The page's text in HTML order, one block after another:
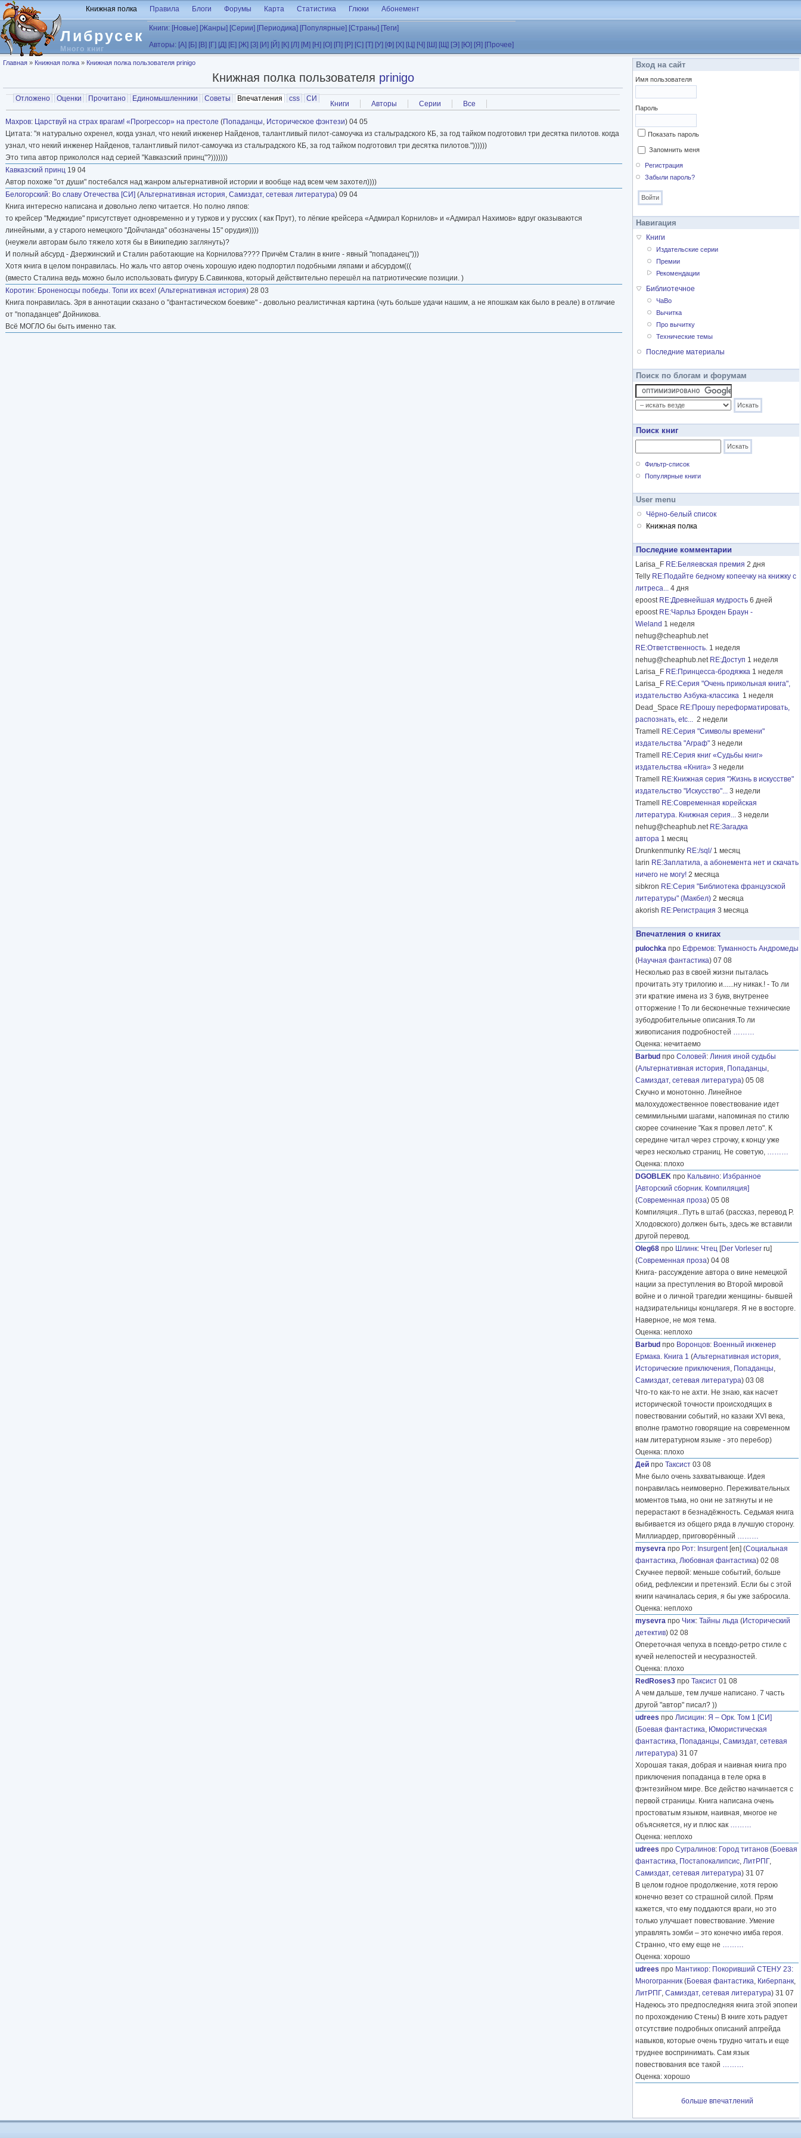
Перейти к основному содержанию
Либрусек
Много книг
Книжная полка Правила Блоги Форумы Карта Статистика Глюки Абонемент
Книги: [Новые] [Жанры] [Серии] [Периодика] [Популярные] [Страны] [Теги]
Авторы: [А] [Б] [В] [Г] [Д] [Е] [Ж] [З] [И] [Й] [К] [Л] [М] [Н] [О] [П] [Р] [С] [Т] [У] [Ф] [Х] [Ц] [Ч] [Ш] [Щ] [Э] [Ю] [Я] [Прочее]
Вы здесь
Главная » Книжная полка » Книжная полка пользователя prinigo
Книжная полка пользователя prinigo
Главные вкладки
Отложено Оценки Прочитано Единомышленники Советы Впечатления (активная вкладка)
css СИ
Вторичные вкладки Книги Авторы Серии Все
Махров: Царствуй на страх врагам! «Прогрессор» на престоле (Попаданцы, Историческое фэнтези) 04 05
Цитата: "я натурально охренел, когда узнал, что некий инженер Найденов, талантливый пилот-самоучка из стальградского КБ, за год тайком подготовил три десятка пилотов. когда
узнал, что некий инженер Найденов, талантливый пилот-самоучка из стальградского КБ, за год тайком подготовил три десятка пилотов."))))))
Это типа автор прикололся над серией "Кавказский принц"?)))))))
Кавказский принц 19 04
Автор похоже "от души" постебался над жанром альтернативной истории и вообще над всем чем захотел))))
Белогорский: Во славу Отечества [СИ] (Альтернативная история, Самиздат, сетевая литература) 09 04
Книга интересно написана и довольно легко читается. Но полно ляпов:
то крейсер "Меджидие" присутствует одновременно и у турков и у русских ( как Прут), то лёгкие крейсера «Адмирал Корнилов» и «Адмирал Нахимов» вдруг оказываются
линейными, а у старого немецкого "Дойчланда" обозначены 15" орудия))))
(неужели авторам было тяжело хотя бы в Википедию заглянуть)?
И полный абсурд - Дзержинский и Сталин работающие на Корнилова???? Причём Сталин в книге - явный "попаданец")))
Хотя книга в целом понравилась. Но жаль что автор очень хорошую идею подпортил подобными ляпами и абсурдом(((
(вместо Сталина ведь можно было использовать фигуру Б.Савинкова, который действительно перешёл на патриотические позиции. )
Коротин: Броненосцы победы. Топи их всех! (Альтернативная история) 28 03
Книга понравилась. Зря в аннотации сказано о "фантастическом боевике" - довольно реалистичная картина (чуть больше удачи нашим, а не япошкам как было в реале) в отличие
от "попаданцев" Дойникова.
Всё МОГЛО бы быть именно так.
Вход на сайт
Имя пользователя
Пароль
Показать пароль
Запомнить меня
Регистрация
Забыли пароль?
Навигация
Книги
Издательские серии
Премии
Рекомендации
Библиотечное
ЧаВо
Вычитка
Про вычитку
Технические темы
Последние материалы
Поиск по блогам и форумам
Поиск книг
Фильтр-список
Популярные книги
User menu
Чёрно-белый список
Книжная полка
Последние комментарии
Larisa_F RE:Беляевская премия 2 дня
Telly RE:Подайте бедному копеечку на книжку с
литреса... 4 дня
epoost RE:Древнейшая мудрость 6 дней
epoost RE:Чарльз Брокден Браун -
Wieland 1 неделя
nehug@cheaphub.net
RE:Ответственность. 1 неделя
nehug@cheaphub.net RE:Доступ 1 неделя
Larisa_F RE:Принцесса-бродяжка 1 неделя
Larisa_F RE:Серия "Очень прикольная книга",
издательство Азбука-классика 1 неделя
Dead_Space RE:Прошу переформатировать,
распознать, etc... 2 недели
Tramell
RE:Серия "Символы времени"
издательства "Аграф" 3 недели
Tramell
RE:Серия книг «Судьбы книг»
издательства «Книга» 3 недели
Tramell
RE:Книжная серия "Жизнь в искусстве"
издательство "Искусство"... 3 недели
Tramell
RE:Современная корейская
литература. Книжная серия... 3 недели
nehug@cheaphub.net RE:Загадка
автора 1 месяц
Drunkenmunky RE:/sql/ 1 месяц
larin RE:Заплатила, а абонемента нет и скачать
ничего не могу! 2 месяца
sibkron RE:Серия "Библиотека французской
литературы" (Макбел) 2 месяца
akorish RE:Регистрация 3 месяца
Впечатления о книгах
pulochka про Ефремов: Туманность Андромеды
(Научная фантастика) 07 08
Несколько раз в своей жизни пыталась
прочитать эту трилогию и......ну никак.! - То ли
эти краткие имена из 3 букв, внутренее
отторжение ! То ли бесконечные технические
зубодробительные описания.То ли
живописания подробностей ………
Оценка: нечитаемо
Barbud про Соловей: Линия иной судьбы
(Альтернативная история, Попаданцы,
Самиздат, сетевая литература) 05 08
Скучно и монотонно. Линейное
малохудожественное повествование идет
семимильными шагами, напоминая по стилю
скорее сочинение "Как я провел лето". К
середине читал через строчку, к концу уже
через несколько страниц. Не советую, ………
Оценка: плохо
DGOBLEK про Кальвино: Избранное
[Авторский сборник. Компиляция]
(Современная проза) 05 08
Компиляция...Путь в штаб (рассказ, перевод Р.
Хлодовского) должен быть, здесь же вставили
другой перевод.
Oleg68 про Шлинк: Чтец [Der Vorleser ru]
(Современная проза) 04 08
Книга- рассуждение автора о вине немецкой
нации за преступления во Второй мировой
войне и о личной трагедии женщины- бывшей
надзирательницы концлагеря. Я не в восторге.
Наверное, не моя тема.
Оценка: неплохо
Barbud про Воронцов: Военный инженер
Ермака. Книга 1 (Альтернативная история,
Исторические приключения, Попаданцы,
Самиздат, сетевая литература) 03 08
Что-то как-то не ахти. Не знаю, как насчет
исторической точности происходящих в
повествовании событий, но казаки XVI века,
вполне грамотно говорящие на современном
нам литературном языке - это перебор)
Оценка: плохо
Дей про Таксист 03 08
Мне было очень захватывающе. Идея
понравилась неимоверно. Переживательных
моментов тьма, но они не затянуты и не
перерастают в безнадёжность. Седьмая книга
выбивается из общего ряда в лучшую сторону.
Миллиардер, приговорённый ………
mysevra про Рот: Insurgent[en] (Социальная
фантастика, Любовная фантастика) 02 08
Скучнее первой: меньше событий, больше
обид, рефлексии и претензий. Если бы с этой
книги начиналась серия, я бы уже забросила.
Оценка: неплохо
mysevra про Чиж: Тайны льда (Исторический
детектив) 02 08
Опереточная чепуха в псевдо-ретро стиле с
кучей нелепостей и несуразностей.
Оценка: плохо
RedRoses3 про Таксист 01 08
А чем дальше, тем лучше написано. 7 часть
другой "автор" писал? ))
udrees про Лисицин: Я – Орк. Том 1 [СИ]
(Боевая фантастика, Юмористическая
фантастика, Попаданцы, Самиздат, сетевая
литература) 31 07
Хорошая такая, добрая и наивная книга про
приключения попаданца в теле орка в
фэнтезийном мире. Все действо начинается с
первой страницы. Книга написана очень
простоватым языком, наивная, многое не
объясняется, ну и плюс как ………
Оценка: неплохо
udrees про Сугралинов: Город титанов (Боевая
фантастика, Постапокалипсис, ЛитРПГ,
Самиздат, сетевая литература) 31 07
В целом годное продолжение, хотя герою
конечно везет со страшной силой. Прям
кажется, что ему поддаются враги, но это
только улучшает повествование. Умение
управлять зомби – это конечно имба героя.
Странно, что ему еще не ………
Оценка: хорошо
udrees про Мантикор: Покоривший СТЕНУ 23:
Многогранник (Боевая фантастика, Киберпанк,
ЛитРПГ, Самиздат, сетевая литература) 31 07
Надеюсь это предпоследняя книга этой эпопеи
по прохождению Стены) В книге хоть радует
отсутствие подробных описаний апгрейда
навыков, которые очень трудно читать и еще
труднее воспринимать. Сам язык
повествования все такой ………
Оценка: хорошо
больше впечатлений